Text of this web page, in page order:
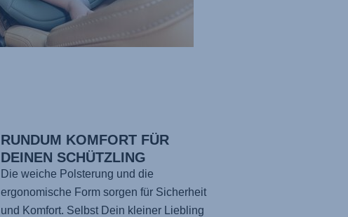
RUNDUM KOMFORT FÜR
DEINEN SCHÜTZLING
Die weiche Polsterung und die
ergonomische Form sorgen für Sicherheit
und Komfort. Selbst Dein kleiner Liebling